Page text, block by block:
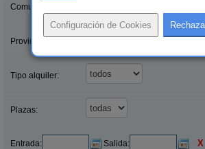
Comunidades:
Provincias/Islas:
Tipo alquiler:
Plazas:
Entrada: Salida: X